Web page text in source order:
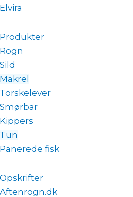
Elvira
Produkter
Rogn
Sild
Makrel
Torskelever
Smørbar
Kippers
Tun
Panerede fisk
Opskrifter
Aftenrogn.dk